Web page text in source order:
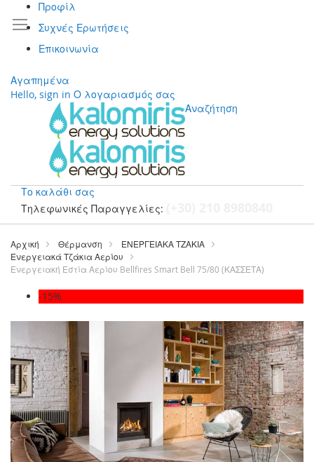
Προφίλ
Συχνές Ερωτήσεις
Επικοινωνία
Αγαπημένα
Hello, sign in Ο λογαριασμός σας
Αναζήτηση
Το καλάθι σας
Τηλεφωνικές Παραγγελίες:
Μετάβαση
περιεχόμενο
Αρχική Θέρμανση
ΕΝΕΡΓΕΙΑΚΑ ΤΖΑΚΙΑ
Ενεργειακά Τζάκια Αερίου
Ενεργειακή Εστία Αερίου Bellfires Smart Bell 75/80 (ΚΑΣΣΕΤΑ)
Μετάβαση
τέλος
συλλογής
εικόνων
-15%